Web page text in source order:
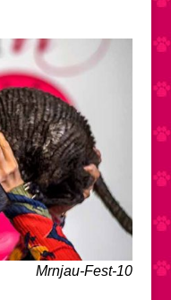
Mrnjau-Fest-10